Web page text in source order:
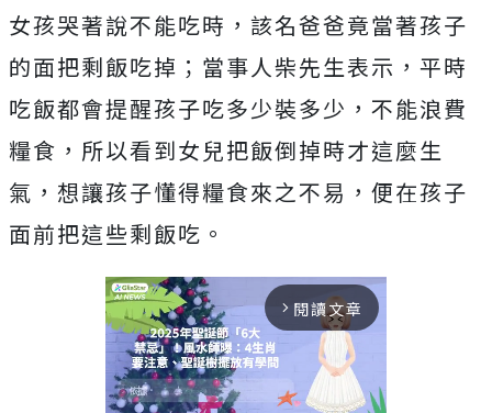
女孩哭著說不能吃時，該名爸爸竟當著孩子
的面把剩飯吃掉；當事人柴先生表示，平時
吃飯都會提醒孩子吃多少裝多少，不能浪費
糧食，所以看到女兒把飯倒掉時才這麼生
氣，想讓孩子懂得糧食來之不易，便在孩子
面前把這些剩飯吃。
arrow_forward_ios 閱讀文章